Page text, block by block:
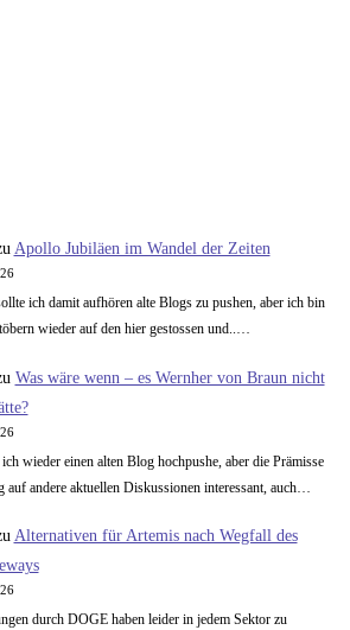
Apollo Jubiläen im Wandel der Zeiten
ich damit aufhören alte Blogs zu pushen, aber ich bin
wieder auf den hier gestossen und..…
Was wäre wenn – es Wernher von Braun nicht
wieder einen alten Blog hochpushe, aber die Prämisse
auf andere aktuellen Diskussionen interessant, auch…
Alternativen für Artemis nach Wegfall des
durch DOGE haben leider in jedem Sektor zu